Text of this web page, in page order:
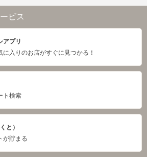
ビス
アプリ
に入りのお店がすぐに見つかる！
ト検索
と）
が貯まる